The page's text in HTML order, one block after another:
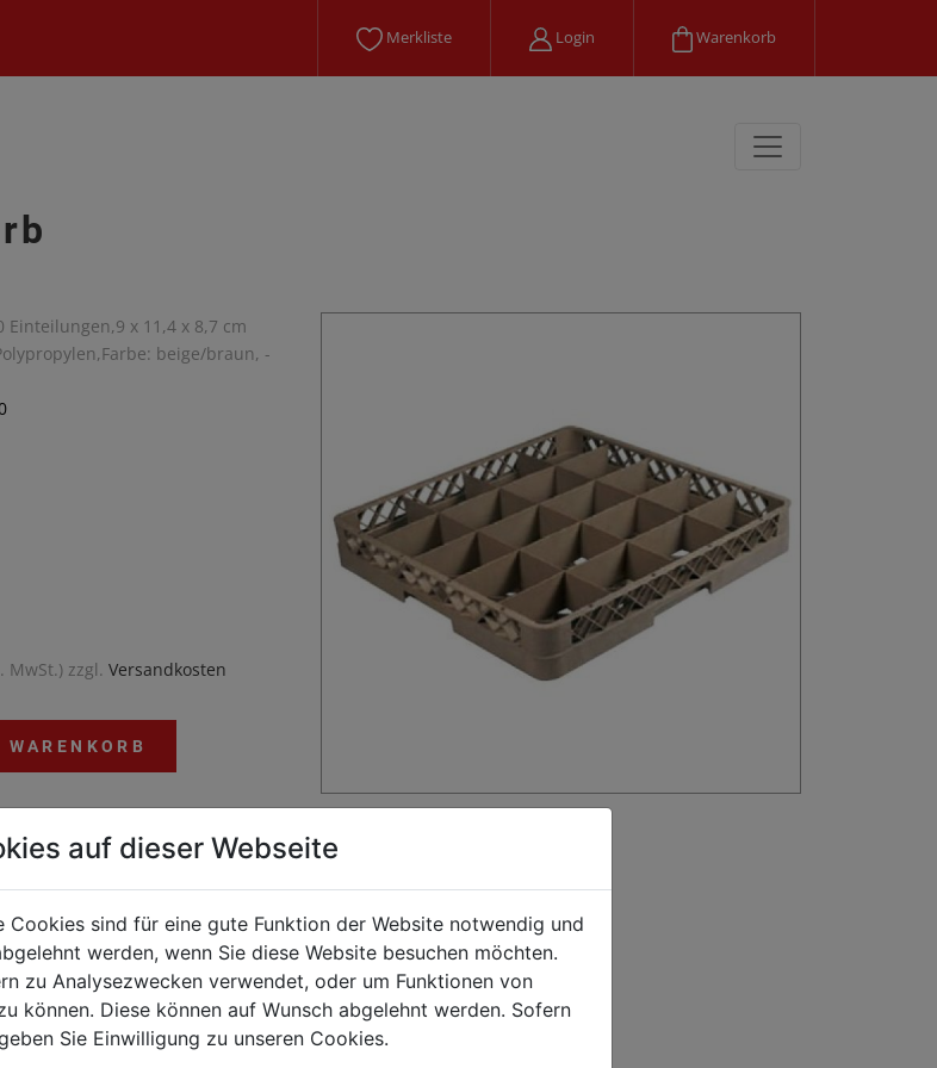
Merkliste Login Warenkorb
Einteilungen,9 x 11,4 x 8,7 cm
beige/braun, -
MwSt.) zzgl. Versandkosten
x 11,4 x 8,7 cm
50 x 50 x 10 cmInnenmaß: 46,5 x
auf dieser Webseite
Cookies sind für eine gute Funktion der Website notwendig und
werden, wenn Sie diese Website besuchen möchten.
zu Analysezwecken verwendet, oder um Funktionen von
können. Diese können auf Wunsch abgelehnt werden. Sofern
Sie Einwilligung zu unseren Cookies.